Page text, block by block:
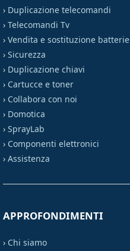
› Duplicazione telecomandi
› Telecomandi Tv
› Vendita e sostituzione batterie
› Sicurezza
› Duplicazione chiavi
› Cartucce e toner
› Collabora con noi
› Domotica
› SprayLab
› Componenti elettronici
› Assistenza
APPROFONDIMENTI
› Chi siamo